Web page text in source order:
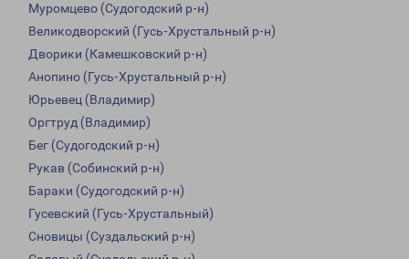
Муромцево (Судогодский р-н)
Великодворский (Гусь-Хрустальный р-н)
Дворики (Камешковский р-н)
Анопино (Гусь-Хрустальный р-н)
Юрьевец (Владимир)
Оргтруд (Владимир)
Бег (Судогодский р-н)
Рукав (Собинский р-н)
Бараки (Судогодский р-н)
Гусевский (Гусь-Хрустальный)
Сновицы (Суздальский р-н)